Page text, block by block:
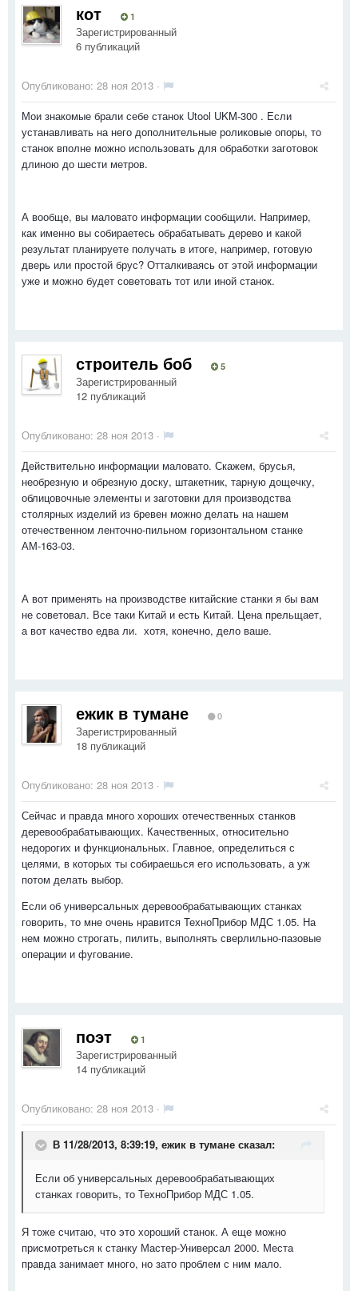
кот 1
Зарегистрированный
6 публикаций
Опубликовано: 28 ноя 2013 ·
Мои знакомые брали себе станок Utool UKM-300 . Если
устанавливать на него дополнительные роликовые опоры, то
станок вполне можно использовать для обработки заготовок
длиною до шести метров.
А вообще, вы маловато информации сообщили. Например,
как именно вы собираетесь обрабатывать дерево и какой
результат планируете получать в итоге, например, готовую
дверь или простой брус? Отталкиваясь от этой информации
уже и можно будет советовать тот или иной станок.
строитель боб 5
Зарегистрированный
12 публикаций
Опубликовано: 28 ноя 2013 ·
Действительно информации маловато. Скажем, брусья,
необрезную и обрезную доску, штакетник, тарную дощечку,
облицовочные элементы и заготовки для производства
столярных изделий из бревен можно делать на нашем
отечественном ленточно-пильном горизонтальном станке
АМ-163-03.
А вот применять на производстве китайские станки я бы вам
не советовал. Все таки Китай и есть Китай. Цена прельщает,
а вот качество едва ли. хотя, конечно, дело ваше.
ежик в тумане 0
Зарегистрированный
18 публикаций
Опубликовано: 28 ноя 2013 ·
Сейчас и правда много хороших отечественных станков
деревообрабатывающих. Качественных, относительно
недорогих и функциональных. Главное, определиться с
целями, в которых ты собираешься его использовать, а уж
потом делать выбор.
Если об универсальных деревообрабатывающих станках
говорить, то мне очень нравится ТехноПрибор МДС 1.05. На
нем можно строгать, пилить, выполнять сверлильно-пазовые
операции и фугование.
поэт 1
Зарегистрированный
14 публикаций
Опубликовано: 28 ноя 2013 ·
В 11/28/2013, 8:39:19, ежик в тумане сказал:
Если об универсальных деревообрабатывающих
станках говорить, то ТехноПрибор МДС 1.05.
Я тоже считаю, что это хороший станок. А еще можно
присмотреться к станку Мастер-Универсал 2000. Места
правда занимает много, но зато проблем с ним мало.